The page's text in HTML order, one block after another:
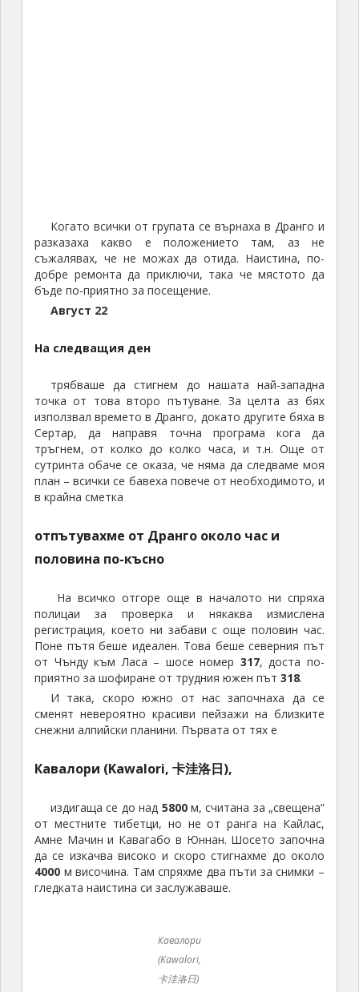
Когато всички от групата се върнаха в Дранго и
разказаха какво е положението там, аз не
съжалявах, че не можах да отида. Наистина, по-
добре ремонта да приключи, така че мястото да
бъде по-приятно за посещение.
Август 22
На следващия ден
трябваше да стигнем до нашата най-западна
точка от това второ пътуване. За целта аз бях
използвал времето в Дранго, докато другите бяха в
Сертар, да направя точна програма кога да
тръгнем, от колко до колко часа, и т.н. Още от
сутринта обаче се оказа, че няма да следваме моя
план – всички се бавеха повече от необходимото, и
в крайна сметка
отпътувахме от Дранго около час и
половина по-късно
На всичко отгоре още в началото ни спряха
полицаи за проверка и някаква измислена
регистрация, което ни забави с още половин час.
Поне пътя беше идеален. Това беше северния път
от Чънду към Ласа – шосе номер 317, доста по-
приятно за шофиране от трудния южен път 318.
И така, скоро южно от нас започнаха да се
сменят невероятно красиви пейзажи на близките
снежни алпийски планини. Първата от тях е
Кавалори (Kawalori, 卡洼洛日),
издигаща се до над 5800м, считана за „свещена“
от местните тибетци, но не от ранга на Кайлас,
Амне Мачин и Кавагабо в Юннан. Шосето започна
да се изкачва високо и скоро стигнахме до около
4000 м височина. Там спряхме два пъти за снимки –
гледката наистина си заслужаваше.
Кавалори
(Kawalori,
卡洼洛日)